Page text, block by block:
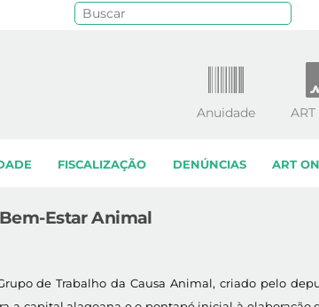
FISCALIZAÇÃO DENÚNCIAS ART
Anuidade
Estar Animal
de Trabalho da Causa Animal, criado pelo